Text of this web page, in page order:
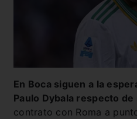
En Boca siguen a la
Paulo Dybala respecto
contrato con Roma a